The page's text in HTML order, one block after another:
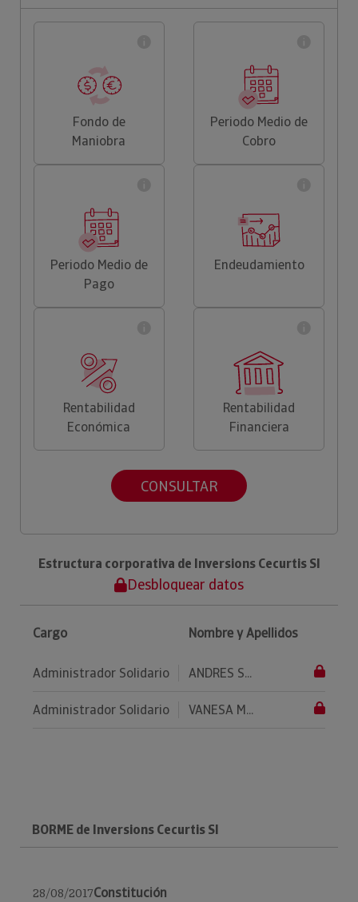
Fondo de
Maniobra
Periodo Medio de
Cobro
Periodo Medio de
Pago
Endeudamiento
Rentabilidad
Económica
Rentabilidad
Financiera
CONSULTAR
Estructura corporativa de Inversions Cecurtis Sl
Desbloquear datos
Cargo Nombre y Apellidos
Administrador Solidario ANDRES S...
Administrador Solidario VANESA M...
BORME de Inversions Cecurtis Sl
28/08/2017Constitución